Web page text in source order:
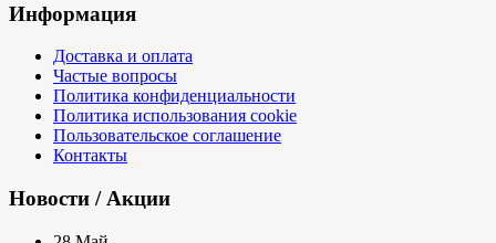
Информация
Доставка и оплата
Частые вопросы
Политика конфиденциальности
Политика использования cookie
Пользовательское соглашение
Контакты
Новости / Акции